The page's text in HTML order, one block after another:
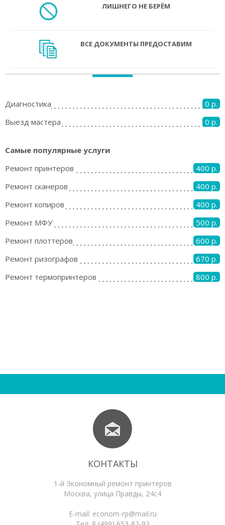
ЛИШНЕГО НЕ БЕРЁМ
ВСЕ ДОКУМЕНТЫ ПРЕДОСТАВИМ
Диагностика
0 р.
Выезд мастера
0 р.
Самые популярные услуги
Ремонт принтеров
400 р.
Ремонт сканеров
400 р.
Ремонт копиров
400 р.
Ремонт МФУ
500 р.
Ремонт плоттеров
600 р.
Ремонт ризографов
670 р.
Ремонт термопринтеров
800 р.
КОНТАКТЫ
1-й Экономный ремонт принтеров
Москва, улица Правды, 24с4
E-mail: econom-rp@mail.ru